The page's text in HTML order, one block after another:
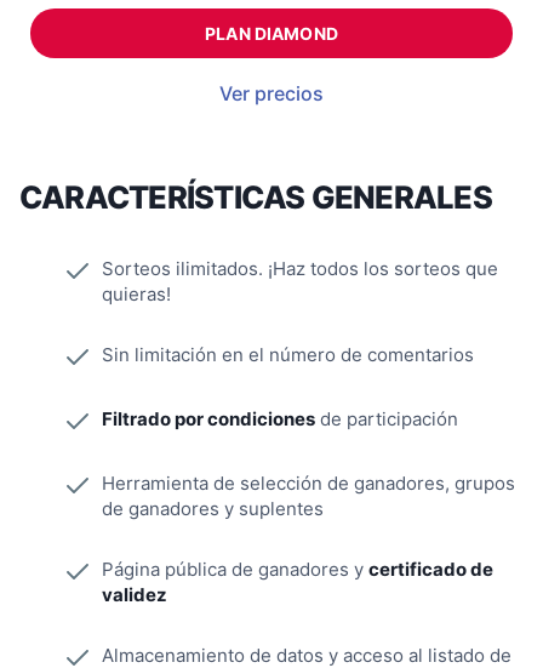
CARACTERÍSTICAS GENERALES
Sorteos ilimitados. ¡Haz todos los sorteos que
quieras!
Sin limitación en el número de comentarios
Filtrado por condiciones de participación
Herramienta de selección de ganadores, grupos
de ganadores y suplentes
Página pública de ganadores y certificado de
validez
Almacenamiento de datos y acceso al listado de
PLAN DIAMOND
Ver precios